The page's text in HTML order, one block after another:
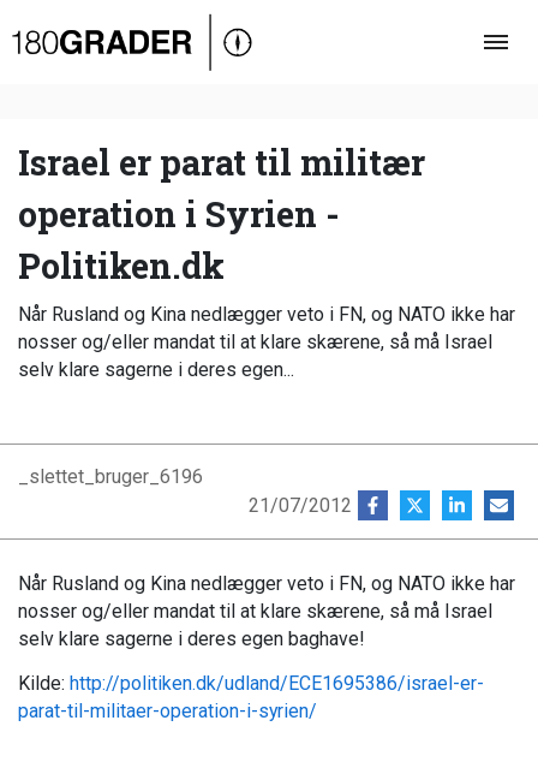
Oversigt
Debat
Video
Podcast
Israel er parat til militær
operation i Syrien -
Politiken.dk
Når Rusland og Kina nedlægger veto i FN, og NATO ikke har
nosser og/eller mandat til at klare skærene, så må Israel
selv klare sagerne i deres egen...
_slettet_bruger_6196
21/07/2012
Når Rusland og Kina nedlægger veto i FN, og NATO ikke har
nosser og/eller mandat til at klare skærene, så må Israel
selv klare sagerne i deres egen baghave!
Kilde: http://politiken.dk/udland/ECE1695386/israel-er-
parat-til-militaer-operation-i-syrien/